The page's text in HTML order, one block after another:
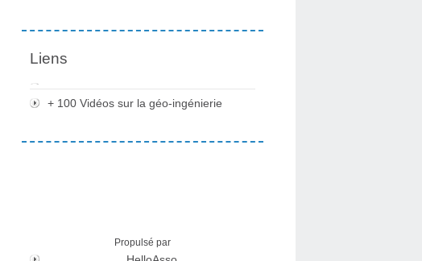
Liens
+ 100 Vidéos sur la géo-ingénierie
Propulsé par